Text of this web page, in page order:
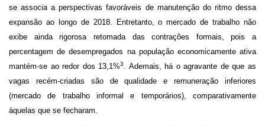
se associa a perspectivas favoráveis de manutenção do ritmo dessa
expansão ao longo de 2018. Entretanto, o mercado de trabalho não
exibe ainda rigorosa retomada das contrações formais, pois a
percentagem de desempregados na população economicamente ativa
mantém-se ao redor dos 13,1%3
. Ademais, há o agravante de que as
vagas recém-criadas são de qualidade e remuneração inferiores
(mercado de trabalho informal e temporários), comparativamente
àquelas que se fecharam.